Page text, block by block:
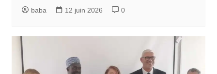
baba 12 juin 2026 0